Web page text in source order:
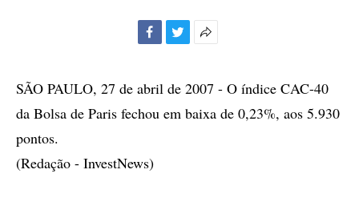
compartilhamento
SÃO PAULO, 27 de abril de 2007 - O índice CAC-40
da Bolsa de Paris fechou em baixa de 0,23%, aos 5.930
pontos.
(Redação - InvestNews)